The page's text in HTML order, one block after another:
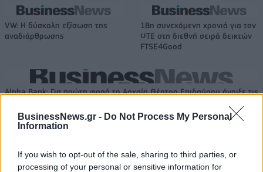
BusinessNews.gr - Do Not Process My Personal
Information
If you wish to opt-out of the sale, sharing to third parties, or
processing of your personal or sensitive information for
VW: Η δύσκολη εξίσωση της
αναδιάρθρωσης
18η συνεχόμενη χρονιά για τον
ΟΤΕ στη διεθνή σειρά δεικτών
FTSE4Good
Alpha Bank: Για πρώτη φορά το Αρχαίο Θέατρο Επιδαύρου άνοιξε τις
βιωσιμότητα σε καθημερινή πράξη